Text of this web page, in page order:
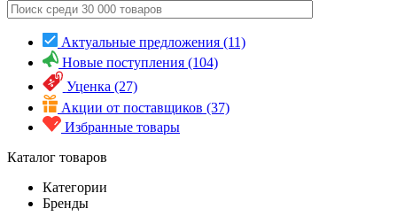
Актуальные предложения (11)
Новые поступления (104)
Уценка (27)
Акции от поставщиков (37)
Избранные товары
Каталог товаров
Категории
Бренды